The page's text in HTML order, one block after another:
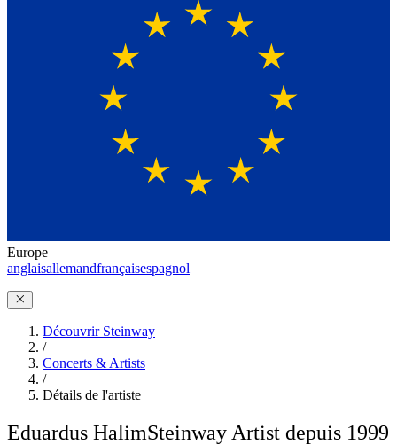
Europe
anglaisallemandfrançaisespagnol
Découvrir Steinway
/
Concerts & Artists
/
Détails de l'artiste
Eduardus HalimSteinway Artist depuis 1999